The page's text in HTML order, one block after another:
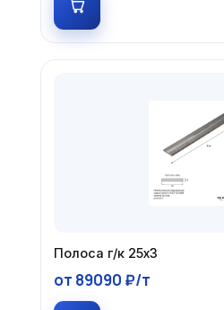
Полоса г/к 25х3
от 89090 ₽/т